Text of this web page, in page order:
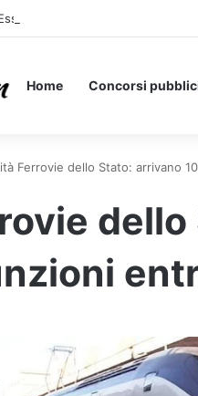
Pagati per Stare a Letto:
Home Concorsi
Ferrovie dello Stato: arrivano